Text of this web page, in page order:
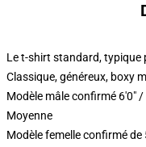
Le t-shirt standard, typique
Classique, généreux, boxy
Modèle mâle confirmé 6'0"
Moyenne
Modèle femelle confirmé